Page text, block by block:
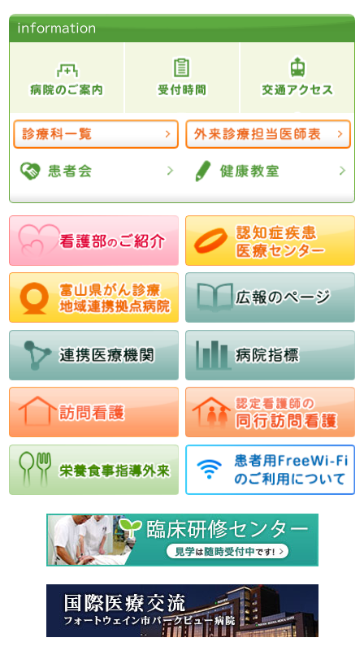
information